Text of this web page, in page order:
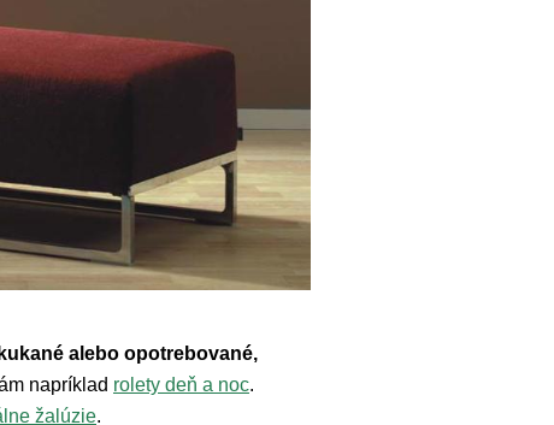
alebo opotrebované,
napríklad rolety deň a noc.
žalúzie.